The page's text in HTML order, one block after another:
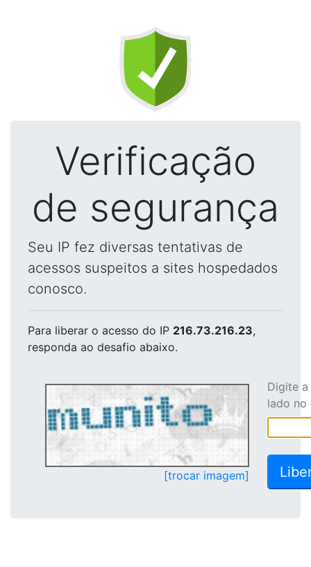
Verificação
de segurança
Seu IP fez diversas tentativas de
acessos suspeitos a sites hospedados
conosco.
Para liberar o acesso do IP 216.73.216.23,
responda ao desafio abaixo.
[trocar imagem]
Digite
lado no